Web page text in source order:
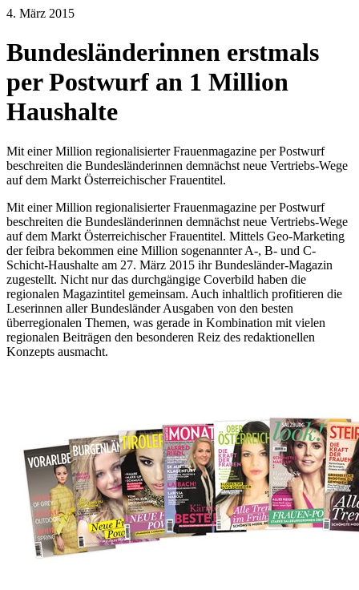
4. März 2015
Bundesländerinnen erstmals
per Postwurf an 1 Million
Haushalte
Mit einer Million regionalisierter Frauenmagazine per Postwurf
beschreiten die Bundesländerinnen demnächst neue Vertriebs-Wege
auf dem Markt Österreichischer Frauentitel.
Mit einer Million regionalisierter Frauenmagazine per Postwurf
beschreiten die Bundesländerinnen demnächst neue Vertriebs-Wege
auf dem Markt Österreichischer Frauentitel. Mittels Geo-Marketing
der feibra bekommen eine Million sogenannter A-, B- und C-
Schicht-Haushalte am 27. März 2015 ihr Bundesländer-Magazin
zugestellt. Nicht nur das durchgängige Coverbild haben die
regionalen Magazintitel gemeinsam. Auch inhaltlich profitieren die
Leserinnen aller Bundesländer Ausgaben von den besten
überregionalen Themen, was gerade in Kombination mit vielen
regionalen Beiträgen den besonderen Reiz des redaktionellen
Konzepts ausmacht.